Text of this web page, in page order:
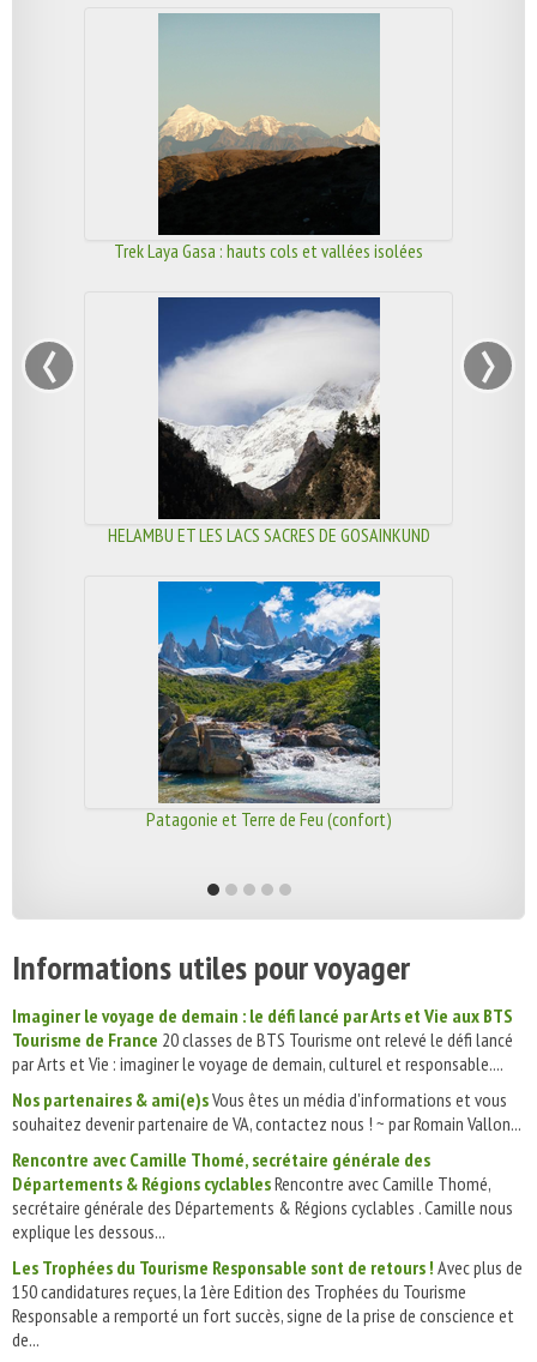
Trek Laya Gasa : hauts cols et vallées isolées
HELAMBU ET LES LACS SACRES DE GOSAINKUND
Patagonie et Terre de Feu (confort)
‹ ›
Informations utiles pour voyager
Imaginer le voyage de demain : le défi lancé par Arts et Vie aux BTS
Tourisme de France 20 classes de BTS Tourisme ont relevé le défi lancé
par Arts et Vie : imaginer le voyage de demain, culturel et responsable....
Nos partenaires & ami(e)sVous êtes un média d'informations et vous
souhaitez devenir partenaire de VA, contactez nous ! ~ par Romain Vallon...
Rencontre avec Camille Thomé, secrétaire générale des
Départements & Régions cyclablesRencontre avec Camille Thomé,
secrétaire générale des Départements & Régions cyclables . Camille nous
explique les dessous...
Les Trophées du Tourisme Responsable sont de retours ! Avec plus de
150 candidatures reçues, la 1ère Edition des Trophées du Tourisme
Responsable a remporté un fort succès, signe de la prise de conscience et
de...